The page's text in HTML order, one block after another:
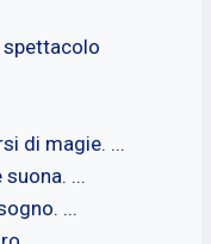
spettacolo
di magie. ...
...
...